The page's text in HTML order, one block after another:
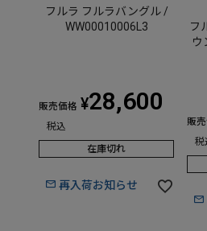
フルラ フルラバングル /
WW00010006L3
販売価格 ¥28,600
税込
在庫切れ
再入荷お知らせ
フ
ウ
販
税